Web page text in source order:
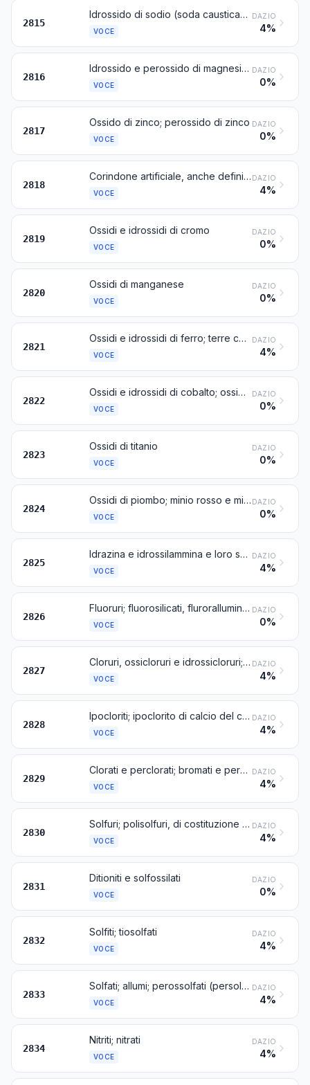
2815
Idrossido di sodio (soda caustica); idrossido di potassio (potassa caustica); perossidi di sodio o di potassio
VOCE
DAZIO
4%
2816
Idrossido e perossido di magnesio; ossidi, idrossidi e perossidi, di stronzio o di bario
VOCE
DAZIO
0%
2817
Ossido di zinco; perossido di zinco
VOCE
DAZIO
0%
2818
Corindone artificiale, anche definito chimicamente; ossido di alluminio; idrossido di alluminio
VOCE
DAZIO
4%
2819
Ossidi e idrossidi di cromo
VOCE
DAZIO
0%
2820
Ossidi di manganese
VOCE
DAZIO
0%
2821
Ossidi e idrossidi di ferro; terre coloranti contenenti, in peso, 70 % o più di ferro combinato, calcolato come Fe2O3
VOCE
DAZIO
4%
2822
Ossidi e idrossidi di cobalto; ossidi di cobalto del commercio
VOCE
DAZIO
0%
2823
Ossidi di titanio
VOCE
DAZIO
0%
2824
Ossidi di piombo; minio rosso e minio arancione
VOCE
DAZIO
0%
2825
Idrazina e idrossilammina e loro sali inorganici; altre basi inorganiche; altri ossidi, idrossidi e perossidi di metalli
VOCE
DAZIO
4%
2826
Fluoruri; fluorosilicati, fluroralluminati e altri sali complessi del fluoro
VOCE
DAZIO
0%
2827
Cloruri, ossicloruri e idrossicloruri; bromuri e ossibromuri; ioduri e ossiioduri
VOCE
DAZIO
4%
2828
Ipocloriti; ipoclorito di calcio del commercio; cloriti; ipobromiti
VOCE
DAZIO
4%
2829
Clorati e perclorati; bromati e perbromati; iodati e periodati
VOCE
DAZIO
4%
2830
Solfuri; polisolfuri, di costituzione chimica definita o no
VOCE
DAZIO
4%
2831
Ditioniti e solfossilati
VOCE
DAZIO
0%
2832
Solfiti; tiosolfati
VOCE
DAZIO
4%
2833
Solfati; allumi; perossolfati (persolfati)
VOCE
DAZIO
4%
2834
Nitriti; nitrati
VOCE
DAZIO
4%